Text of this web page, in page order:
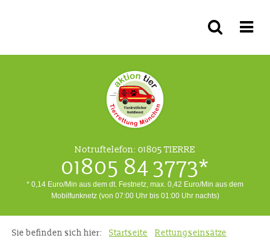
Notruftelefon: 01805 TIERRE
01805 84 3773*
* 0,14 Euro/Min aus dem dt. Festnetz, max. 0,42 Euro/Min aus dem
Mobilfunknetz (von 07:00 Uhr bis 01:00 Uhr nachts)
Sie befinden sich hier: Startseite Rettungseinsätze